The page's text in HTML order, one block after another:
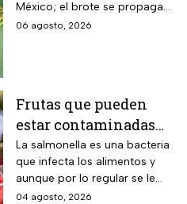
verduras
México; el brote se propaga
en el territorio nacional
06 agosto, 2026
Frutas que pueden
estar contaminadas
de salmonella y cómo
protegerte del
contagio
La salmonella es una bacteria
que infecta los alimentos y
aunque por lo regular se le
relaciona con el huevo,
04 agosto, 2026